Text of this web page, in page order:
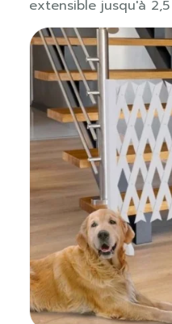
extensible jusqu'à